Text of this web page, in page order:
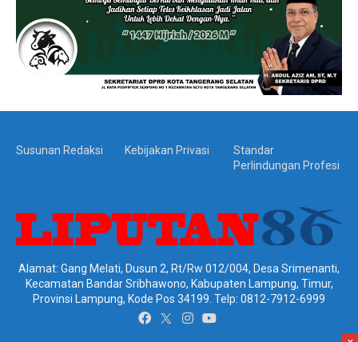
Susunan Redaksi Kebijakan Privasi
Standar
Perlindungan Profesi
Alamat: Gang Melati, Dusun 2, Rt/Rw 012/004, Desa Srimenanti,
Kecamatan Bandar Sribhawono, Kabupaten Lampung, Timur,
Provinsi Lampung, Kode Pos 34199. Telp: 0812-7912-6999